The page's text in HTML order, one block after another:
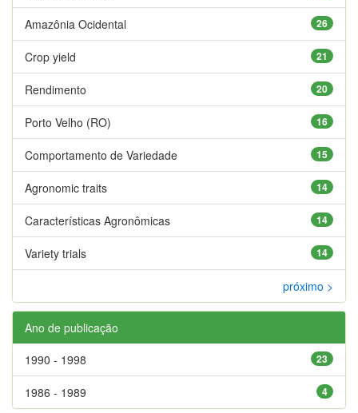
26
Amazônia Ocidental
21
Crop yield
20
Rendimento
16
Porto Velho (RO)
15
Comportamento de Variedade
14
Agronomic traits
14
Características Agronômicas
14
Variety trials
próximo >
Ano de publicação
23
1990 - 1998
4
1986 - 1989